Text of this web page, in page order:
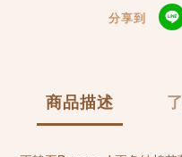
分享到
商品描述